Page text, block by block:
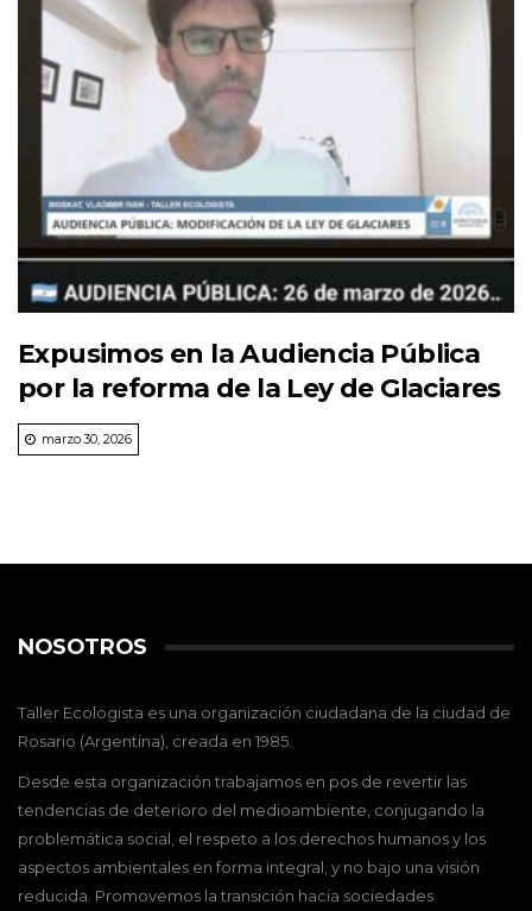
Expusimos en la Audiencia Pública
por la reforma de la Ley de Glaciares
marzo 30, 2026
NOSOTROS
Taller Ecologista es una organización ciudadana de la ciudad de
Rosario (Argentina), creada en 1985.
Desde esta organización trabajamos en pos de revertir las
tendencias de deterioro del medioambiente, conjugando la
problemática social, el respeto a los derechos humanos y los
aspectos ambientales en forma integral, y no bajo una visión
reducida. Promovemos la transición hacia sociedades